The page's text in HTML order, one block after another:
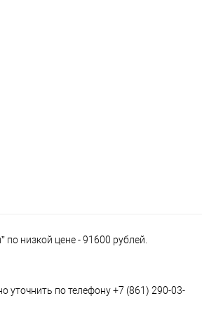
по низкой цене - 91600 рублей.
уточнить по телефону +7 (861) 290-03-